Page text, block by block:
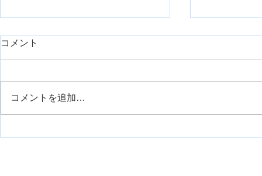
day1久しぶりに臨床で重症症
るリハビリ】
で、そこまでの重症症例はこない
のが通例です。 今回は、久しぶ
コメント
コメントを追加…